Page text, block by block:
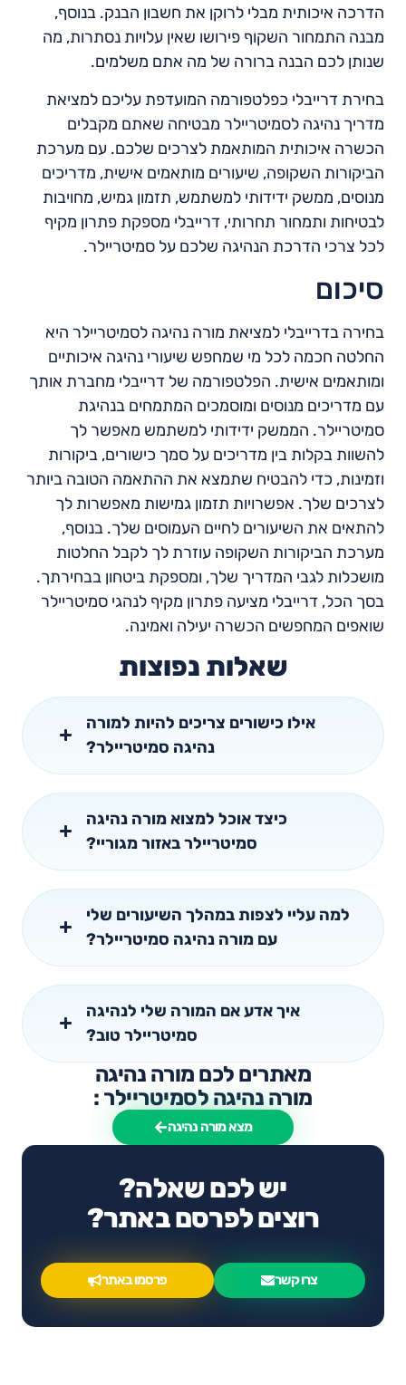
הדרכה איכותית מבלי לרוקן את חשבון הבנק. בנוסף,
מבנה התמחור השקוף פירושו שאין עלויות נסתרות, מה
שנותן לכם הבנה ברורה של מה אתם משלמים.
בחירת דרייבלי כפלטפורמה המועדפת עליכם למציאת
מדריך נהיגה לסמיטריילר מבטיחה שאתם מקבלים
הכשרה איכותית המותאמת לצרכים שלכם. עם מערכת
הביקורות השקופה, שיעורים מותאמים אישית, מדריכים
מנוסים, ממשק ידידותי למשתמש, תזמון גמיש, מחויבות
לבטיחות ותמחור תחרותי, דרייבלי מספקת פתרון מקיף
לכל צרכי הדרכת הנהיגה שלכם על סמיטריילר.
סיכום
בחירה בדרייבלי למציאת מורה נהיגה לסמיטריילר היא
החלטה חכמה לכל מי שמחפש שיעורי נהיגה איכותיים
ומותאמים אישית. הפלטפורמה של דרייבלי מחברת אותך
עם מדריכים מנוסים ומוסמכים המתמחים בנהיגת
סמיטריילר. הממשק ידידותי למשתמש מאפשר לך
להשוות בקלות בין מדריכים על סמך כישורים, ביקורות
וזמינות, כדי להבטיח שתמצא את ההתאמה הטובה ביותר
לצרכים שלך. אפשרויות תזמון גמישות מאפשרות לך
להתאים את השיעורים לחיים העמוסים שלך. בנוסף,
מערכת הביקורות השקופה עוזרת לך לקבל החלטות
מושכלות לגבי המדריך שלך, ומספקת ביטחון בבחירתך.
בסך הכל, דרייבלי מציעה פתרון מקיף לנהגי סמיטריילר
שואפים המחפשים הכשרה יעילה ואמינה.
שאלות נפוצות
אילו כישורים צריכים להיות למורה
נהיגה סמיטריילר?
כיצד אוכל למצוא מורה נהיגה
סמיטריילר באזור מגוריי?
למה עליי לצפות במהלך השיעורים שלי
עם מורה נהיגה סמיטריילר?
איך אדע אם המורה שלי לנהיגה
סמיטריילר טוב?
מאתרים לכם מורה נהיגה
מורה נהיגה לסמיטריילר :
מצא מורה נהיגה
יש לכם שאלה?
רוצים לפרסם באתר?
צרו קשר פרסמו באתר